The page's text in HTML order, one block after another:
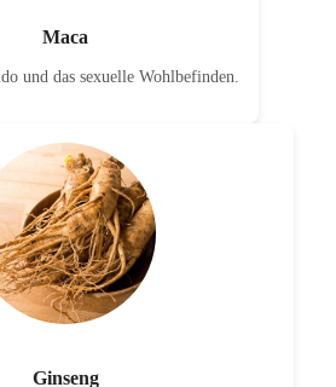
Maca
und das sexuelle Wohlbefinden.
Ginseng